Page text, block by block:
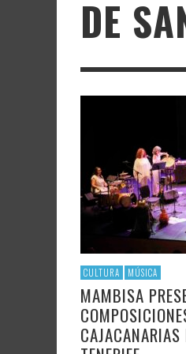
LITERATURA
UNIVERSIDAD
AUDIOVISUAL
SAMIR DELGADO
ASTRONOMÍA
TECNOLOGÍA
POLÍTICA CIENTÍFICA
MATEMÁTICAS,
DE
CULTURA MÚSICA
MAMBISA